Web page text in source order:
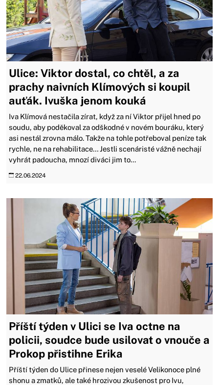
Ulice: Viktor dostal, co chtěl, a za
prachy naivních Klímových si koupil
auťák. Ivuška jenom kouká
Iva Klímová nestačila zírat, když za ní Viktor přijel hned po
soudu, aby poděkoval za odškodné v novém bouráku, který
asi nestál zrovna málo. Takže na tohle potřeboval peníze tak
rychle, ne na rehabilitace… Jestli scenáristé vážně nechají
vyhrát padoucha, mnozí diváci jim to...
22.06.2024
Příští týden v Ulici se Iva octne na
policii, soudce bude usilovat o vnouče a
Prokop přistihne Erika
Příští týden do Ulice přinese nejen veselé Velikonoce plné
shonu a zmatků, ale také hrozivou zkušenost pro Ivu,